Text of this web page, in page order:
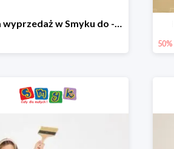
Letnia wyprzedaż w Smyku do -50%
50%